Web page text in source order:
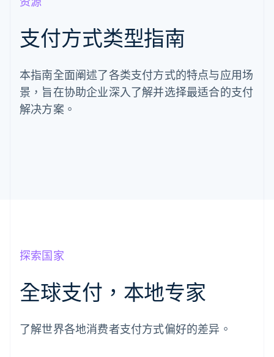
支付方式类型指南
本指南全面阐述了各类支付方式的特点与应用场
景，旨在协助企业深入了解并选择最适合的支付
解决方案。
探索国家
全球支付，本地专家
了解世界各地消费者支付方式偏好的差异。
阿联酋
爱尔兰
English